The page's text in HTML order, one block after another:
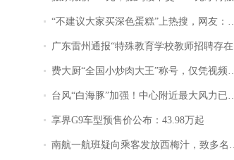
“不建议大家买深色蛋糕”上热搜，网友：天塌了！
广东雷州通报“特殊教育学校教师招聘存在违规行为”：已启动问责程序 副校长被停职
费大厨“全国小炒肉大王”称号，仅凭视频评出？中国烹饪协会回应
台风“白海豚”加强！中心附近最大风力已达15级 最新研判
享界G9车型预售价公布：43.98万起
南航一航班疑向乘客发放西梅汁，致多名乘客在飞行途中排队上厕所！乘客：机上100多人只有2个厕所；客服回应：并非每架飞机都会发放西梅汁